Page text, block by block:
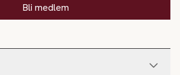
Bli medlem